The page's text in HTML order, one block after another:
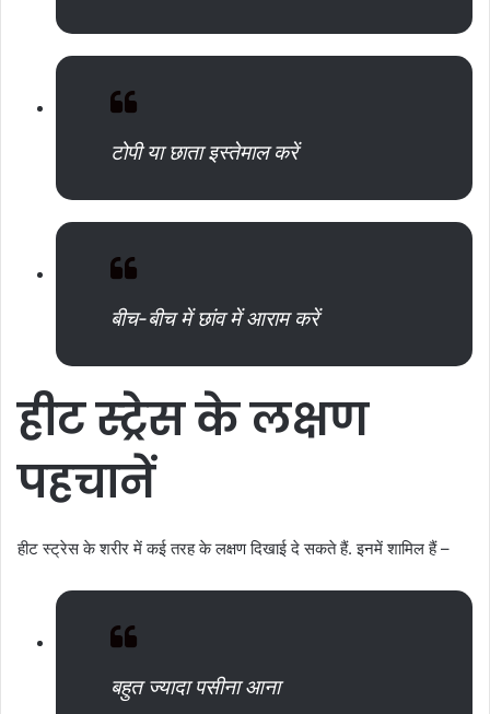
टोपी या छाता इस्तेमाल करें
बीच-बीच में छांव में आराम करें
हीटस्ट्रेसकेलक्षण
पहचानें
हीट स्ट्रेस के शरीर में कई तरह के लक्षण दिखाई दे सकते हैं. इनमें शामिल हैं –
बहुत ज्यादा पसीना आना